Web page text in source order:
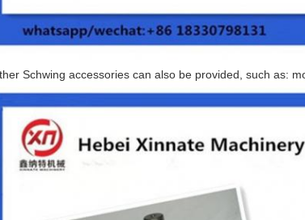
Schwing accessories can also be provided, such as: